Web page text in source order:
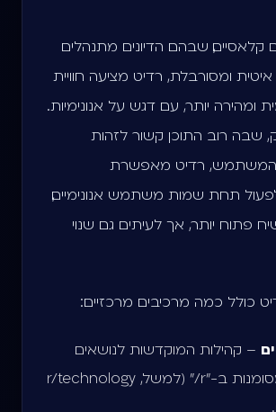
קלאסיים, שבהם הדיונים מתנהלים
ומסורבלת, רדיט מציעה חוויית
ומהירה יותר, עם דגש על אנונימיות.
שבה רוב התוכן קשור לזהות
המשתמש, רדיט מאפשרת
תחת שמות משתמש אנונימיים,
פתוח יותר, אך לעיתים גם שנוי
כולל כמה מרכיבים מרכזיים:
– קהילות המוקדשות לנושאים
ספציפיים, מסומנות ב-"r/" (למשל, r/technology